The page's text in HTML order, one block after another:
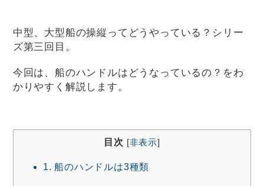
中型、大型船の操縦ってどうやっている？シリー
ズ第三回目。
今回は、船のハンドルはどうなっているの？をわ
かりやすく解説します。
目次 [非表示]
1. 船のハンドルは3種類